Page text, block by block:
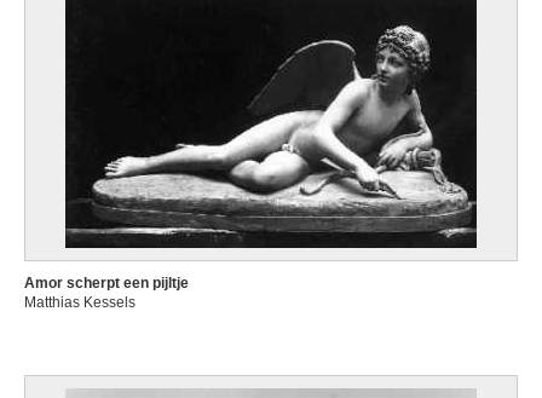
Amor scherpt een pijltje
Matthias Kessels